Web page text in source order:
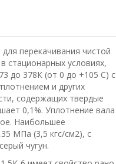
перекачивания чистой
стационарных условиях,
до 378К (от 0 до +105 С) с
и других
содержащих твердые
0,1%. Уплотнение вала
Наибольшее
МПа (3,5 кгс/см2), с
чугун.